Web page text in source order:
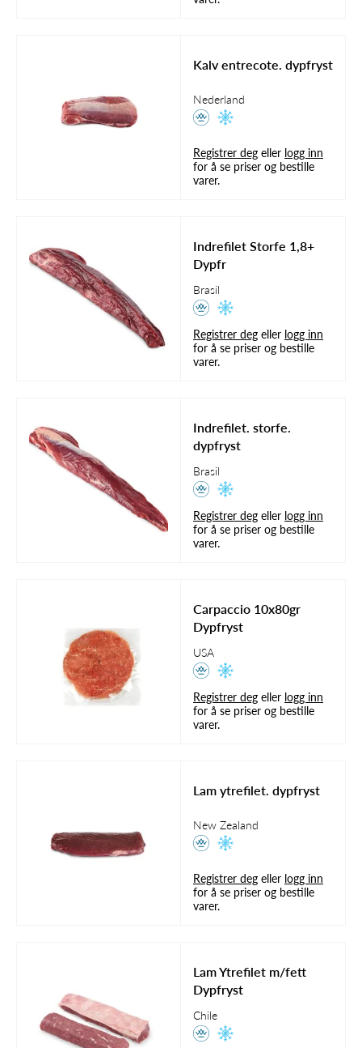
Kalv entrecote. dypfryst
Nederland
Registrer deg eller logg inn
for å se priser og bestille
varer.
Indrefilet Storfe 1,8+
Dypfr
Brasil
Registrer deg eller logg inn
for å se priser og bestille
varer.
Indrefilet. storfe.
dypfryst
Brasil
Registrer deg eller logg inn
for å se priser og bestille
varer.
Carpaccio 10x80gr
Dypfryst
USA
Registrer deg eller logg inn
for å se priser og bestille
varer.
Lam ytrefilet. dypfryst
New Zealand
Registrer deg eller logg inn
for å se priser og bestille
varer.
Lam Ytrefilet m/fett
Dypfryst
Chile